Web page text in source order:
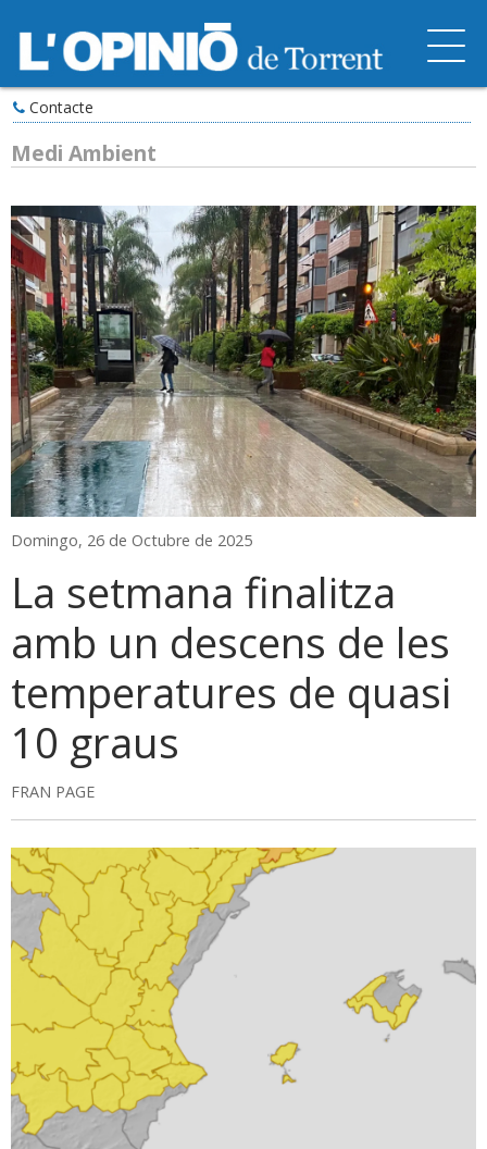
Contacte
Medi Ambient
Domingo, 26 de Octubre de 2025
La setmana finalitza
amb un descens de les
temperatures de quasi
10 graus
FRAN PAGE